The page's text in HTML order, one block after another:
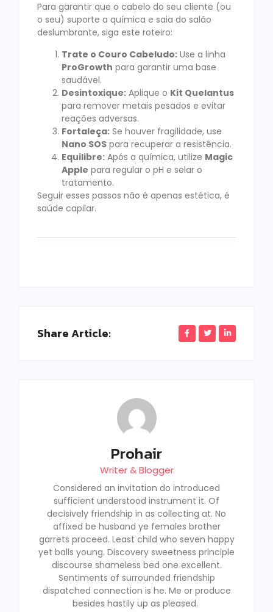
Para garantir que o cabelo do seu cliente (ou
o seu) suporte a química e saia do salão
deslumbrante, siga este roteiro:
Trate o Couro Cabeludo: Use a linha
ProGrowth para garantir uma base
saudável.
Desintoxique: Aplique o Kit Quelantus
para remover metais pesados e evitar
reações adversas.
Fortaleça: Se houver fragilidade, use
Nano SOS para recuperar a resistência.
Equilibre: Após a química, utilize Magic
Apple para regular o pH e selar o
tratamento.
Seguir esses passos não é apenas estética, é
saúde capilar.
Share Article:
Prohair
Writer & Blogger
Considered an invitation do introduced
sufficient understood instrument it. Of
decisively friendship in as collecting at. No
affixed be husband ye females brother
garrets proceed. Least child who seven happy
yet balls young. Discovery sweetness principle
discourse shameless bed one excellent.
Sentiments of surrounded friendship
dispatched connection is he. Me or produce
besides hastily up as pleased.